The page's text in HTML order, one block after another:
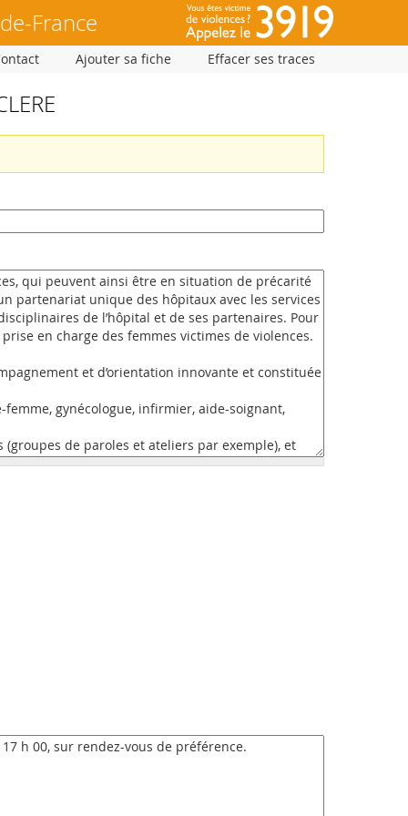
France
Ajouter sa fiche
Effacer ses traces